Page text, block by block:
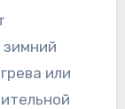
или